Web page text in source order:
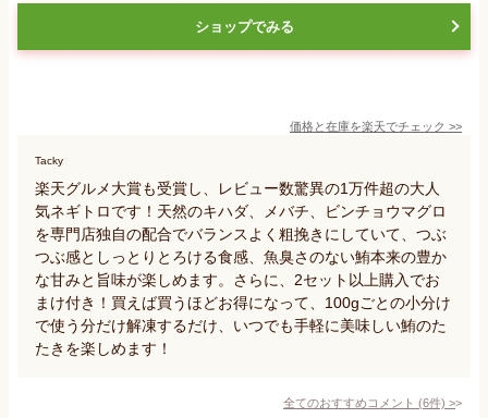
ショップでみる
価格と在庫を楽天でチェック >>
Tacky
楽天グルメ大賞も受賞し、レビュー数驚異の1万件超の大人
気ネギトロです！天然のキハダ、メバチ、ビンチョウマグロ
を専門店独自の配合でバランスよく粗挽きにしていて、つぶ
つぶ感としっとりとろける食感、魚臭さのない鮪本来の豊か
な甘みと旨味が楽しめます。さらに、2セット以上購入でお
まけ付き！買えば買うほどお得になって、100gごとの小分け
で使う分だけ解凍するだけ、いつでも手軽に美味しい鮪のた
たきを楽しめます！
全てのおすすめコメント (6件) >